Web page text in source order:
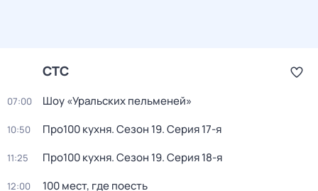
СТС
07:00 Шоу «Уральских пельменей»
10:50 Про100 кухня. Сезон 19. Серия 17-я
11:25 Про100 кухня. Сезон 19. Серия 18-я
12:00 100 мест, где поесть